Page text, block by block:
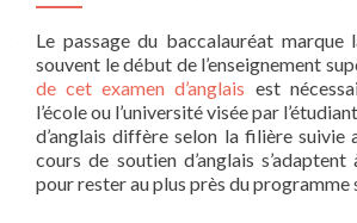
Le passage du baccalauréat
souvent le début de l’enseignement
de cet examen d’anglais est
l’école ou l’université visée par
d’anglais diffère selon la filière suivie
cours de soutien d’anglais
pour rester au plus près du programme